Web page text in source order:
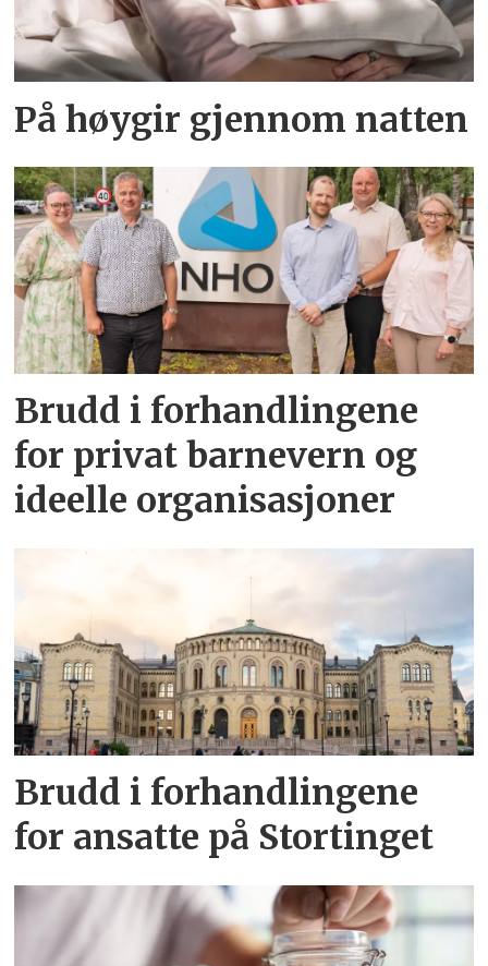
På høygir gjennom natten
Brudd i forhandlingene
for privat barnevern og
ideelle organisasjoner
Brudd i forhandlingene
for ansatte på Stortinget